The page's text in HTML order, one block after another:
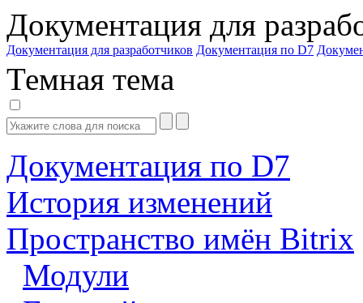
Документация для
Документация для разработчиков Документация по D7
Темная тема
Документация по D7
История изменений
Пространство имён Bitrix
Модули